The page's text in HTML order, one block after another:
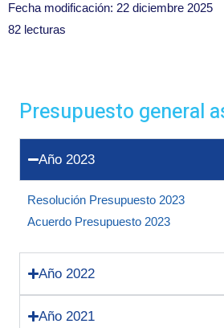
Fecha modificación: 22 diciembre 2025
82 lecturas
Presupuesto general
Año 2023
Resolución Presupuesto 2023
Acuerdo Presupuesto 2023
Año 2022
Año 2021